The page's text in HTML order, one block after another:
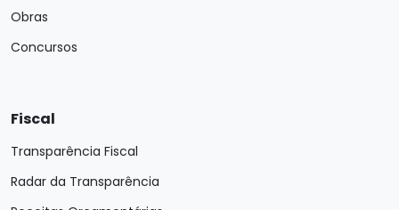
Obras
Concursos
Fiscal
Transparência Fiscal
Radar da Transparência